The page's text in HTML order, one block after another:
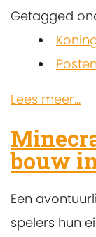
Getagged
Lees meer...
bouw
Een
spelers hun